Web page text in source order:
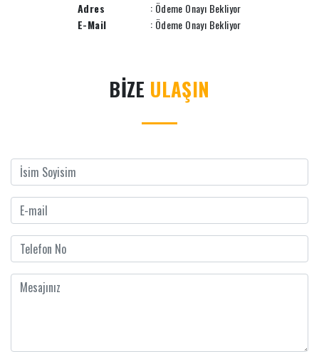
Adres
: Ödeme Onayı Bekliyor
E-Mail
: Ödeme Onayı Bekliyor
BİZE ULAŞIN